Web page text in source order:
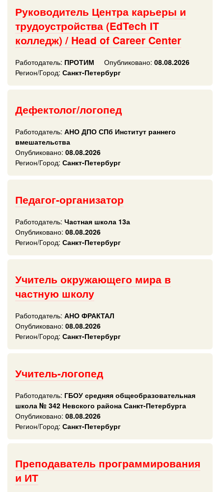
Руководитель Центра карьеры и
трудоустройства (EdTech IT
колледж) / Head of Career Center
Работодатель: ПРОТИМ Опубликовано: 08.08.2026
Регион/Город: Санкт-Петербург
Дефектолог/логопед
Работодатель: АНО ДПО СПб Институт раннего
вмешательства
Опубликовано: 08.08.2026
Регион/Город: Санкт-Петербург
Педагог-организатор
Работодатель: Частная школа 13а
Опубликовано: 08.08.2026
Регион/Город: Санкт-Петербург
Учитель окружающего мира в
частную школу
Работодатель: АНО ФРАКТАЛ
Опубликовано: 08.08.2026
Регион/Город: Санкт-Петербург
Учитель-логопед
Работодатель: ГБОУ средняя общеобразовательная
школа № 342 Невского района Санкт-Петербурга
Опубликовано: 08.08.2026
Регион/Город: Санкт-Петербург
Преподаватель программирования
и ИТ